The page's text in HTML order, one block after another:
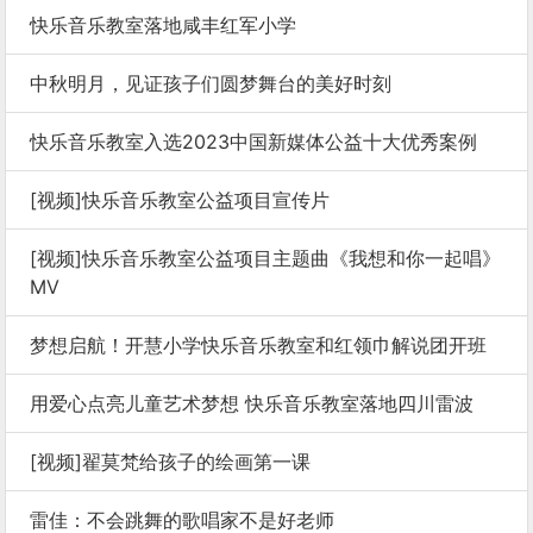
快乐音乐教室落地咸丰红军小学
中秋明月，见证孩子们圆梦舞台的美好时刻
快乐音乐教室入选2023中国新媒体公益十大优秀案例
[视频]快乐音乐教室公益项目宣传片
[视频]快乐音乐教室公益项目主题曲《我想和你一起唱》
MV
梦想启航！开慧小学快乐音乐教室和红领巾解说团开班
用爱心点亮儿童艺术梦想 快乐音乐教室落地四川雷波
[视频]翟莫梵给孩子的绘画第一课
雷佳：不会跳舞的歌唱家不是好老师